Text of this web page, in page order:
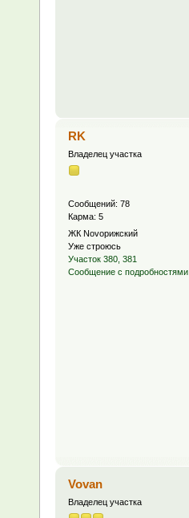
RK
Владелец участка
Сообщений: 78
Карма: 5
ЖК Novoрижский
Уже строюсь
Участок 380, 381
Сообщение с подробностями
Vovan
Владелец участка